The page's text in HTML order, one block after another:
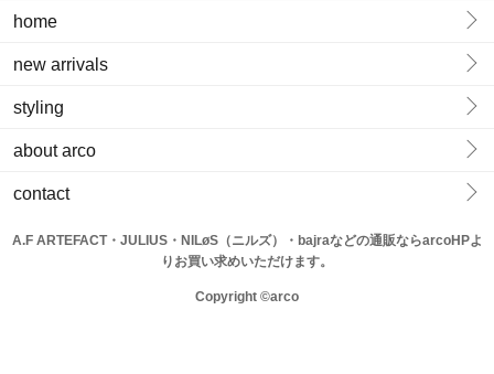
home
new arrivals
styling
about arco
contact
A.F ARTEFACT・JULIUS・NILøS（ニルズ）・bajraなどの通販ならarcoHPよ
りお買い求めいただけます。
Copyright ©arco